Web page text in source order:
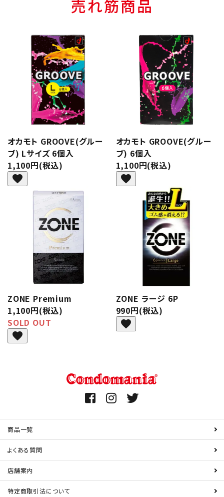
売れ筋商品
オカモト GROOVE(グルー
ブ) Lサイズ 6個入
1,100円(税込)
favorite
オカモト GROOVE(グルー
ブ) 6個入
1,100円(税込)
favorite
ZONE Premium
1,100円(税込)
SOLD OUT
favorite
ZONE ラージ 6P
990円(税込)
favorite
商品一覧
よくある質問
店舗案内
特定商取引法について